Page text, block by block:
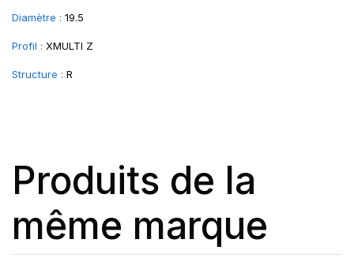
Diamètre : 19.5
Profil : XMULTI Z
Structure : R
Produits de la
même marque